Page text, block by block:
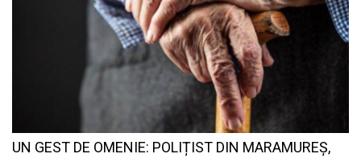
UN GEST DE OMENIE: POLIȚIST DIN MARAMUREȘ,